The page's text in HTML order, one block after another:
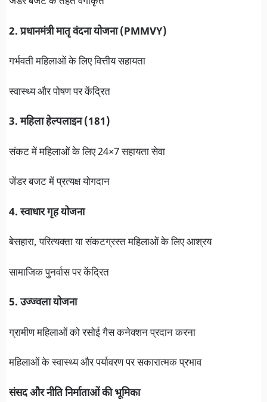
2. प्रधानमंत्री मातृ वंदना योजना (PMMVY)
गर्भवती महिलाओं के लिए वित्तीय सहायता
स्वास्थ्य और पोषण पर केंद्रित
3. महिला हेल्पलाइन (181)
संकट में महिलाओं के लिए 24×7 सहायता सेवा
जेंडर बजट में प्रत्यक्ष योगदान
4. स्वाधार गृह योजना
बेसहारा, परित्यक्ता या संकटग्रस्त महिलाओं के लिए आश्रय
सामाजिक पुनर्वास पर केंद्रित
5. उज्ज्वला योजना
ग्रामीण महिलाओं को रसोई गैस कनेक्शन प्रदान करना
महिलाओं के स्वास्थ्य और पर्यावरण पर सकारात्मक प्रभाव
संसद और नीति निर्माताओं की भूमिका